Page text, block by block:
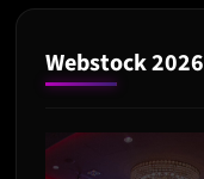
Webstock 2026